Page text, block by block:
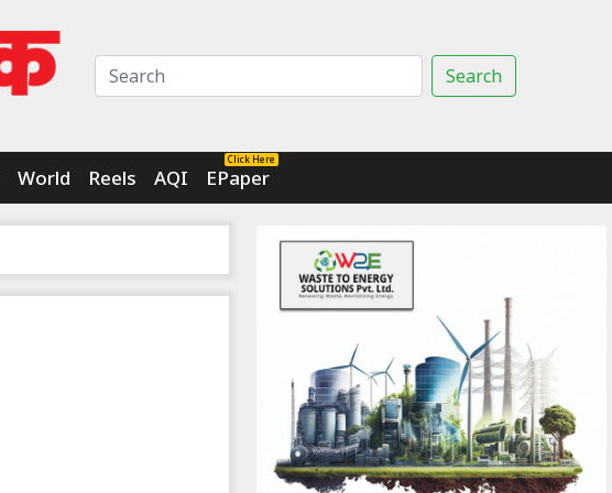
Search
World Reels AQI
Click Here
EPaper